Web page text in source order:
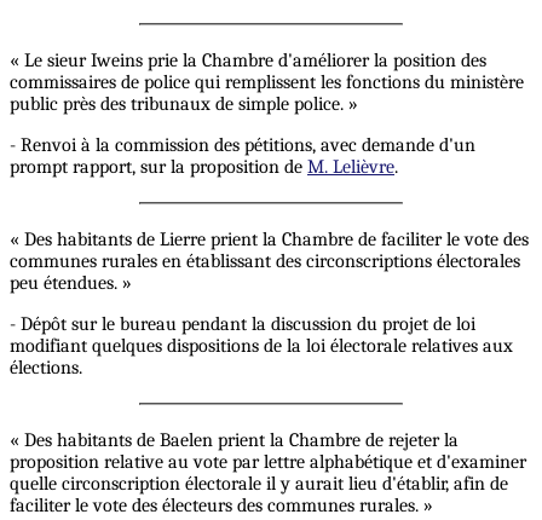
« Le sieur Iweins prie la Chambre d'améliorer la position des
commissaires de police qui remplissent les fonctions du ministère
public près des tribunaux de simple police. »
- Renvoi à la commission des pétitions, avec demande d'un
prompt rapport, sur la proposition de M. Lelièvre.
« Des habitants de Lierre prient la Chambre de faciliter le vote des
communes rurales en établissant des circonscriptions électorales
peu étendues. »
- Dépôt sur le bureau pendant la discussion du projet de loi
modifiant quelques dispositions de la loi électorale relatives aux
élections.
« Des habitants de Baelen prient la Chambre de rejeter la
proposition relative au vote par lettre alphabétique et d'examiner
quelle circonscription électorale il y aurait lieu d'établir, afin de
faciliter le vote des électeurs des communes rurales. »